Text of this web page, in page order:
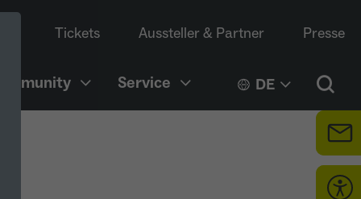
Tickets Aussteller & Partner Presse
Service DE